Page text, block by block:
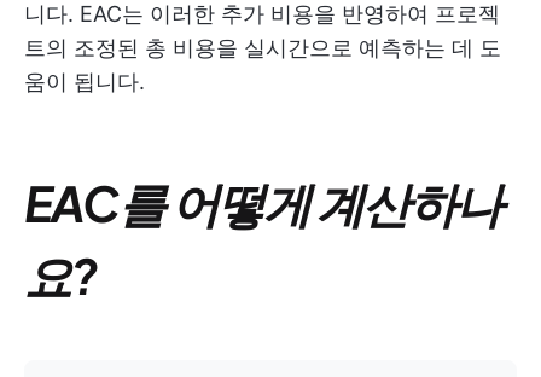
니다. EAC는 이러한 추가 비용을 반영하여 프로젝
트의 조정된 총 비용을 실시간으로 예측하는 데 도
움이 됩니다.
EAC를 어떻게 계산하나
요?